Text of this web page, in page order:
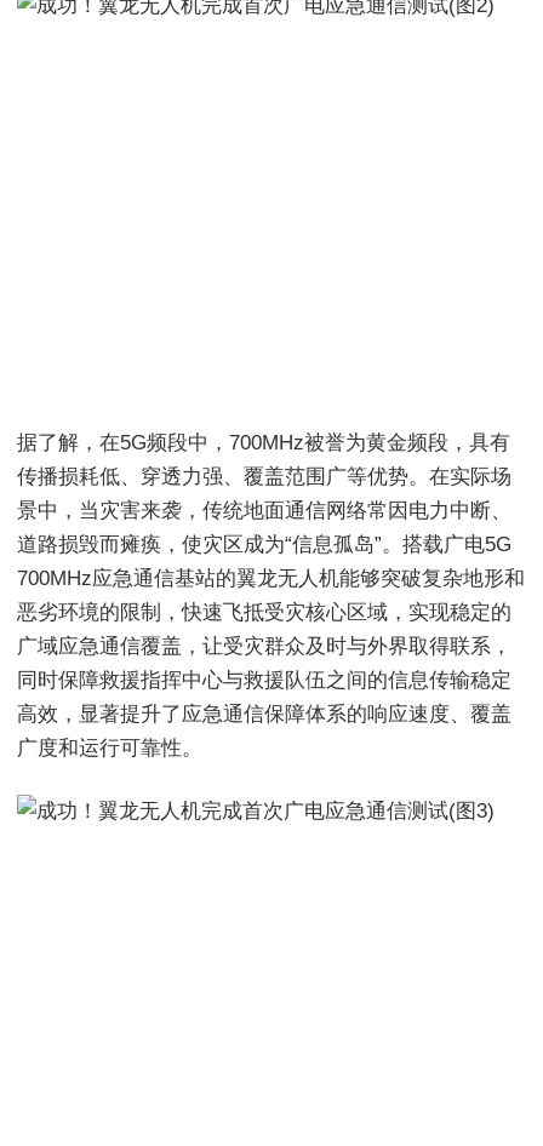
据了解，在5G频段中，700MHz被誉为黄金频段，具有
传播损耗低、穿透力强、覆盖范围广等优势。在实际场
景中，当灾害来袭，传统地面通信网络常因电力中断、
道路损毁而瘫痪，使灾区成为“信息孤岛”。搭载广电5G
700MHz应急通信基站的翼龙无人机能够突破复杂地形和
恶劣环境的限制，快速飞抵受灾核心区域，实现稳定的
广域应急通信覆盖，让受灾群众及时与外界取得联系，
同时保障救援指挥中心与救援队伍之间的信息传输稳定
高效，显著提升了应急通信保障体系的响应速度、覆盖
广度和运行可靠性。